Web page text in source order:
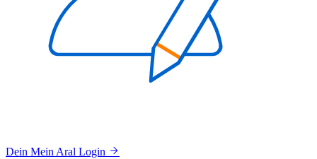
Dein Mein Aral Login